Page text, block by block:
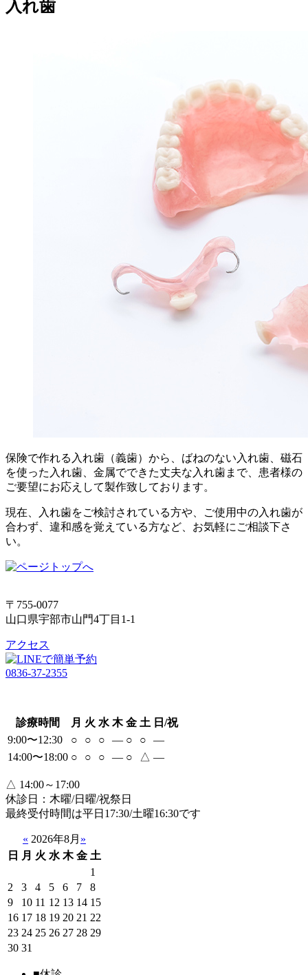
入れ歯
保険で作れる入れ歯（義歯）から、ばねのない入れ歯、磁石
を使った入れ歯、金属でできた丈夫な入れ歯まで、患者様の
ご要望にお応えして製作致しております。
現在、入れ歯をご検討されている方や、ご使用中の入れ歯が
合わず、違和感を覚えている方など、お気軽にご相談下さ
い。
〒755-0077
山口県宇部市山門4丁目1-1
アクセス
0836-37-2355
診療時間 月 火 水 木 金 土 日/祝
9:00〜12:30
○ ○ ○ ― ○ ○
―
14:00〜18:00 ○ ○ ○ ― ○ △ ―
△ 14:00～17:00
休診日：木曜/日曜/祝祭日
最終受付時間は平日17:30/土曜16:30です
« 2026年8月 »
日
月 火 水 木 金 土
1
2
3 4 5 6 7
8
9
10 11 12 13 14 15
16 17 18 19 20 21 22
23 24 25 26 27 28 29
30 31